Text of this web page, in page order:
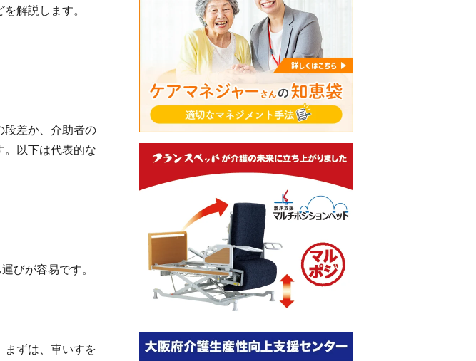
解説します。
差か、介助者の
。以下は代表的な
びが容易です。
ずは、車いすを